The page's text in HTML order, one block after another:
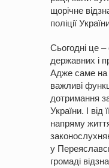
щорічне
поліції
Сьогодні це –
державних і
Адже саме на
важливі
дотримання
України. І від
напряму
у
громаді